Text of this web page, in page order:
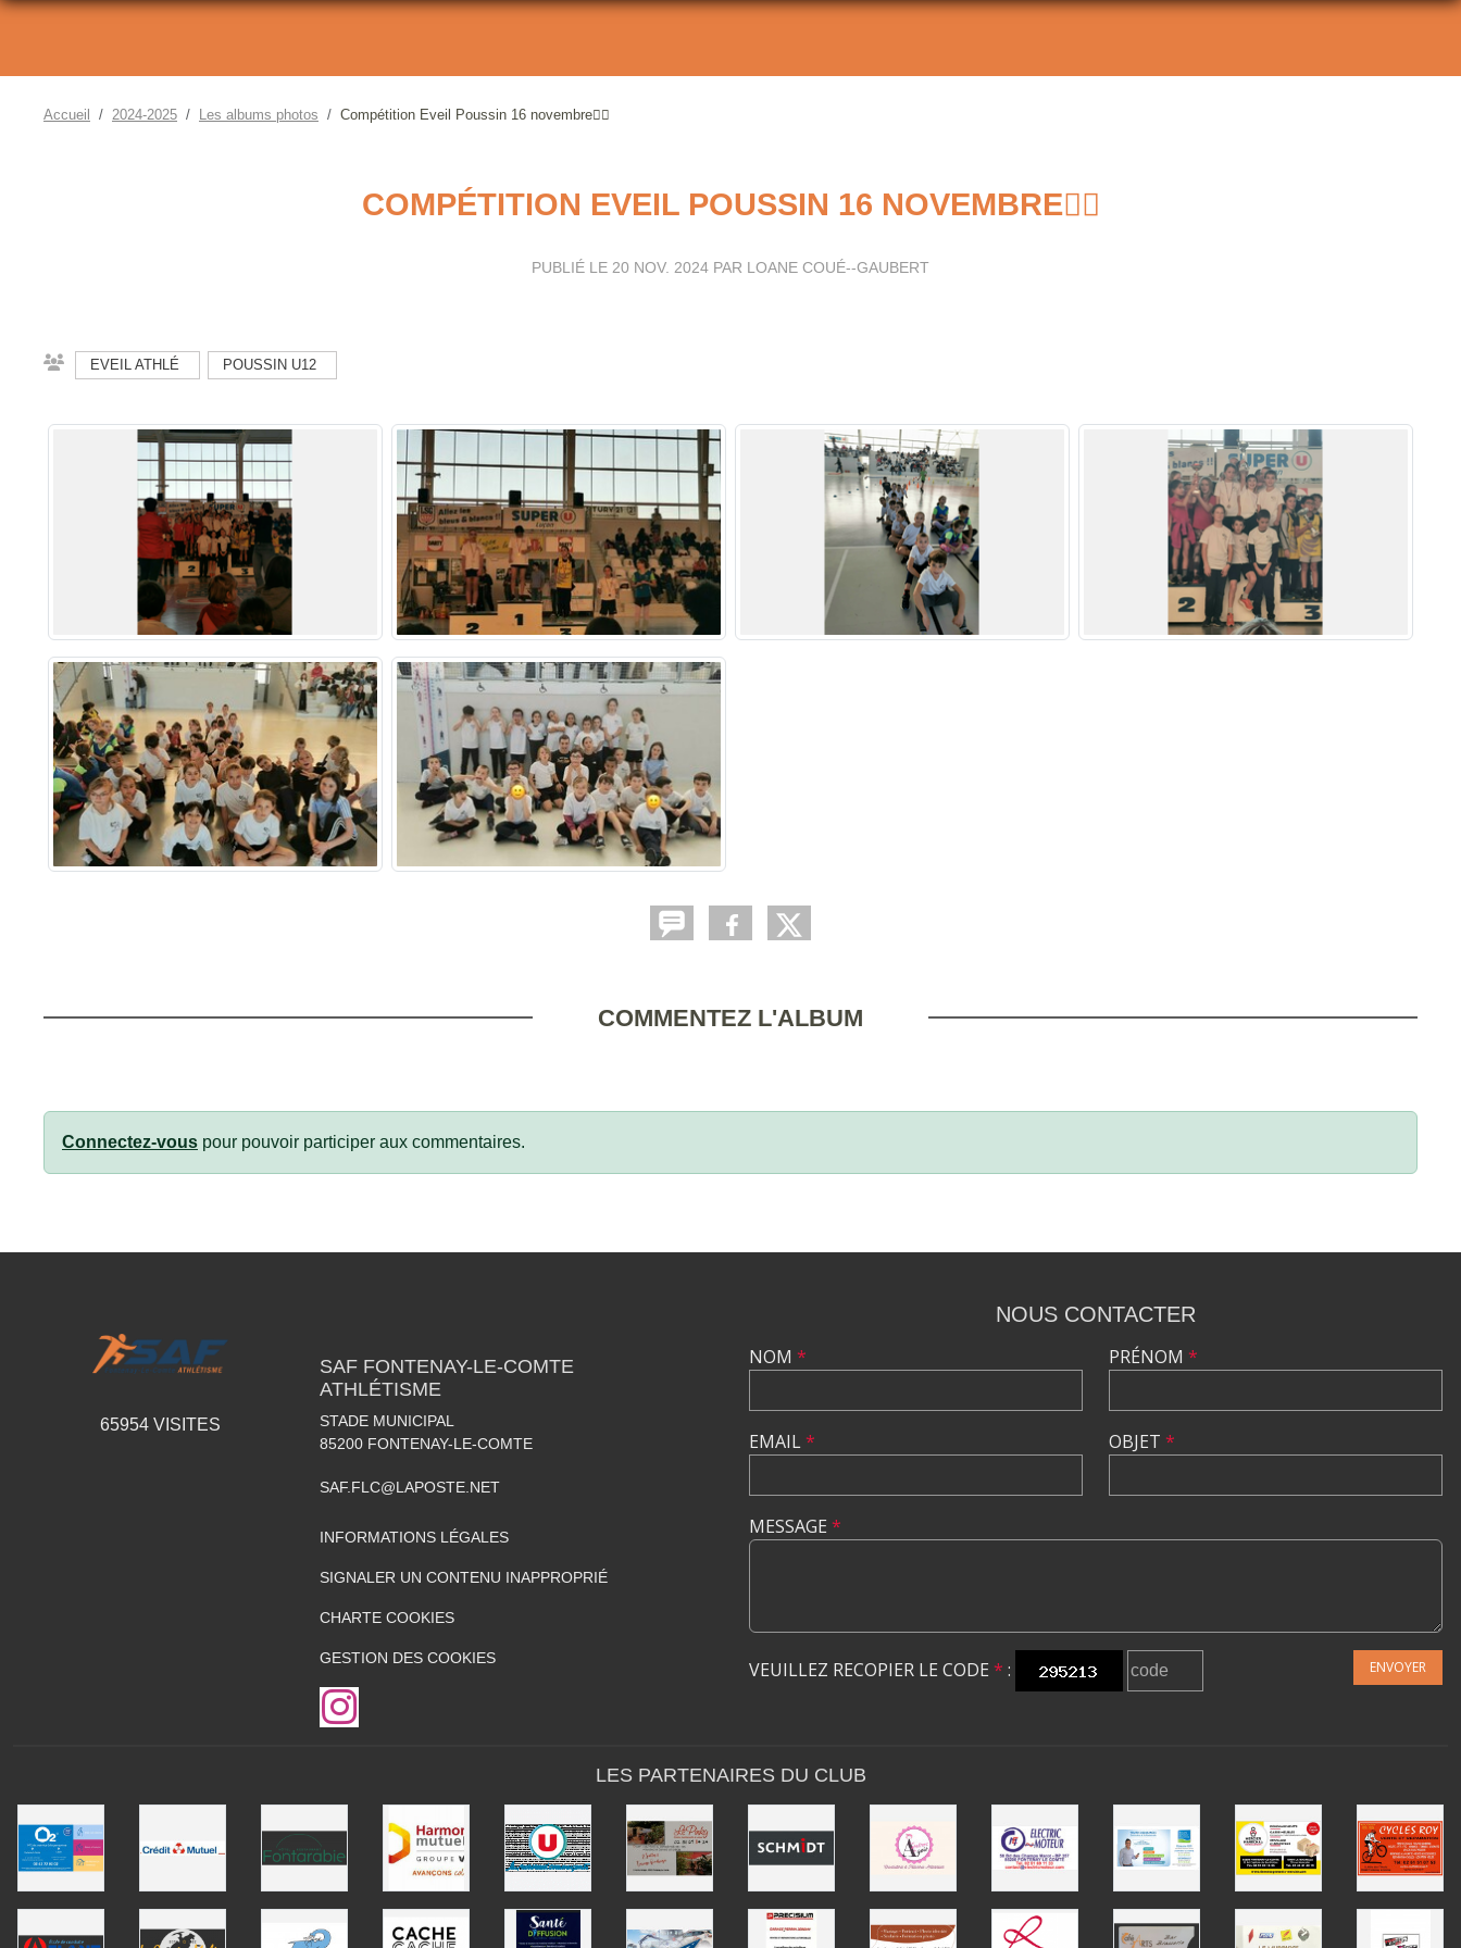
Accueil 2024-2025 Les albums photos Compétition Eveil Poussin 16 novembre🏃‍♀️
COMPÉTITION EVEIL POUSSIN 16 NOVEMBRE🏃‍♀️
PUBLIÉ LE 20 NOV. 2024 PAR LOANE COUÉ--GAUBERT
EVEIL ATHLÉ POUSSIN U12
COMMENTEZ L'ALBUM
Connectez-vous pour pouvoir participer aux commentaires.
65954VISITES
SAF FONTENAY-LE-COMTE
ATHLÉTISME
STADE MUNICIPAL
85200 FONTENAY-LE-COMTE
SAF.FLC@LAPOSTE.NET
INFORMATIONS LÉGALES
SIGNALER UN CONTENU INAPPROPRIÉ
CHARTE COOKIES
GESTION DES COOKIES
NOUS CONTACTER
NOM *
EMAIL*
PRÉNOM *
OBJET *
MESSAGE *
VEUILLEZ RECOPIER LE CODE * : ENVOYER
LES PARTENAIRES DU CLUB